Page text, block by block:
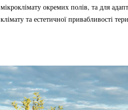
мікроклімату окремих полів, та для
клімату та естетичної привабливості